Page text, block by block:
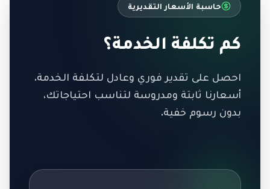
حاسبة الأسعار التقديرية
كم تكلفة الخدمة؟
احصل على تقدير فوري وعادل لتكلفة الخدمة.
أسعارنا ثابتة ومدروسة لتناسب احتياجاتك،
بدون رسوم خفية.